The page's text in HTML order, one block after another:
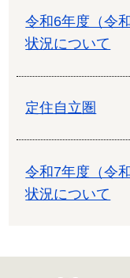
令和6年度（令
状況について
定住自立圏
令和7年度（令
状況について